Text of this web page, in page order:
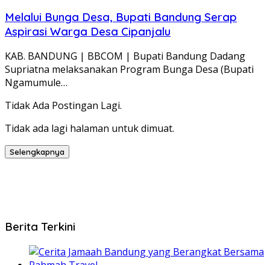
Melalui Bunga Desa, Bupati Bandung Serap
Aspirasi Warga Desa Cipanjalu
KAB. BANDUNG | BBCOM | Bupati Bandung Dadang
Supriatna melaksanakan Program Bunga Desa (Bupati
Ngamumule…
Tidak Ada Postingan Lagi.
Tidak ada lagi halaman untuk dimuat.
Selengkapnya
Berita Terkini